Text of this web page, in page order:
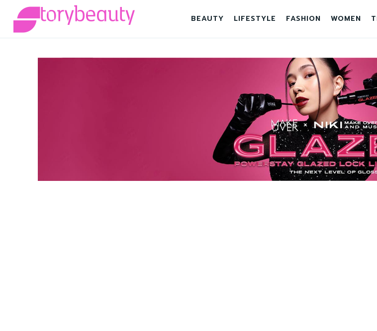
BEAUTY LIFESTYLE FASHION WOMEN